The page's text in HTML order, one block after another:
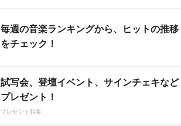
毎週の音楽ランキングから、ヒットの推移
をチェック！
試写会、登壇イベント、サインチェキなど
プレゼント！
プレゼント特集